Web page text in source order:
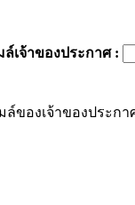
ล์เจ้าของประกาศ:
ล์ของเจ้าของประก